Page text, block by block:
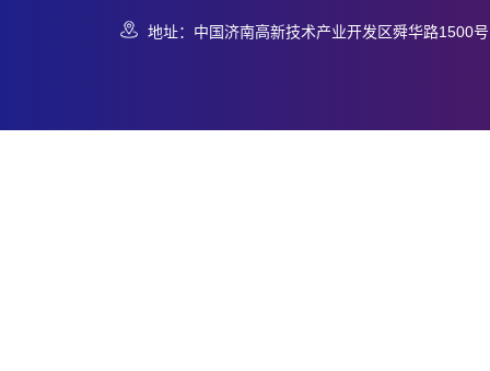
地址：中国济南高新技术产业开发区舜华路